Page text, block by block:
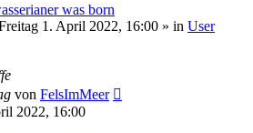
was born
1. April 2022, 16:00 » in User
von FelsImMeer
2022, 16:00